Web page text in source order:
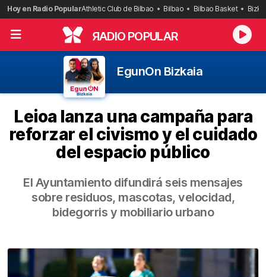
Saltar
al
contenido
Hoy en Radio PopularAthletic Club de Bilbao Bilbao Bilbao Basket
RADIO POPULAR
EgunOn Bizkaia
Leioa lanza una campaña para
reforzar el civismo y el cuidado
del espacio público
El Ayuntamiento difundirá seis mensajes
sobre residuos, mascotas, velocidad,
bidegorris y mobiliario urbano